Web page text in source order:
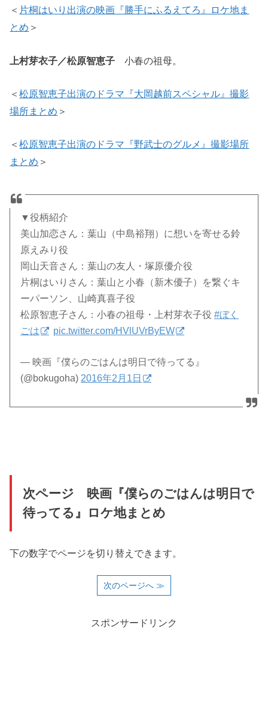
＜ 片桐はいり出演の映画『勝手にふるえてろ』ロケ地ま
とめ ＞
上村芽衣子／松原智恵子 小春の祖母。
＜松原智恵子出演のドラマ『大岡越前スペシャル』撮影
場所まとめ ＞
＜松原智恵子出演のドラマ『野武士のグルメ』撮影場所
まとめ ＞
▼役柄紹介
美山加恋さん：葉山（中島裕翔）に想いを寄せる鈴
原えみり役
岡山天音さん：葉山の友人・塚原優介役
片桐はいりさん：葉山と小春（新木優子）を繋ぐキ
ーパーソン、山崎真喜子役
松原智恵子さん：小春の祖母・上村芽衣子役#ぼく
ごは
pic.twitter.com/HVlUVrByEW
— 映画『僕らのごはんは明日で待ってる』
(@bokugoha)2016年2月1日
次ページ 映画『僕らのごはんは明日で
待ってる』ロケ地まとめ
下の数字でページを切り替えできます。
次のページへ ≫
スポンサードリンク